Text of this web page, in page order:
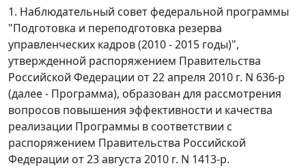
1. Наблюдательный совет федеральной программы
"Подготовка и переподготовка резерва
управленческих кадров (2010 - 2015 годы)",
утвержденной распоряжением Правительства
Российской Федерации от 22 апреля 2010 г. N 636-р
(далее - Программа), образован для рассмотрения
вопросов повышения эффективности и качества
реализации Программы в соответствии с
распоряжением Правительства Российской
Федерации от 23 августа 2010 г. N 1413-р.